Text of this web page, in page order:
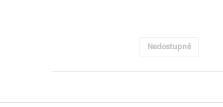
Nedostupné